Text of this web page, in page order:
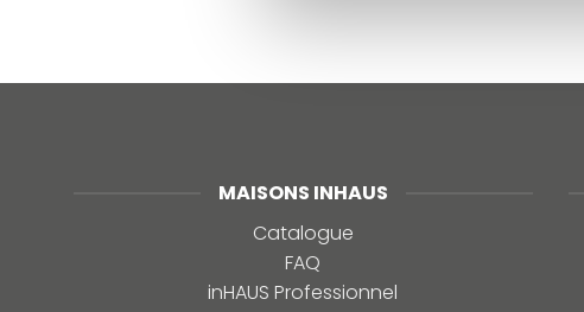
MAISONS INHAUS
Catalogue
FAQ
inHAUS Professionnel